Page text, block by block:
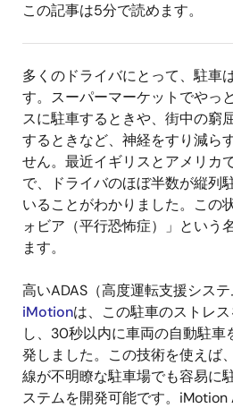
この記事は5分で読めます。
多くのドライバにとって、駐車
す。スーパーマーケットでやっ
スに駐車するときや、街中の窮
するときなど、神経をすり減ら
せん。最近イギリスとアメリカ
で、ドライバのほぼ半数が縦列
いることがわかりました。この
ォビア（平行恐怖症）」という
ます。
高いADAS（高度運転支援シス
iMotionは、この駐車のストレ
し、30秒以内に車両の自動駐車
発しました。この技術を使えば
線が不明瞭な駐車場でも容易に
ステムを開発可能です。